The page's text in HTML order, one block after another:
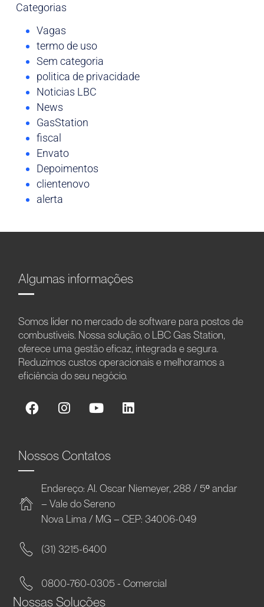
Categorias
Vagas
termo de uso
Sem categoria
politica de privacidade
Noticias LBC
News
GasStation
fiscal
Envato
Depoimentos
clientenovo
alerta
Algumas informações
Somos líder no mercado de software para postos de
combustíveis. Nossa solução, o LBC Gas Station,
oferece uma gestão eficaz, integrada e segura.
Reduzimos custos operacionais e melhoramos a
eficiência do seu negócio.
Nossos Contatos
Endereço: Al. Oscar Niemeyer, 288 / 5º andar
– Vale do Sereno
Nova Lima / MG – CEP: 34006-049
(31) 3215-6400
0800-760-0305 - Comercial
Nossas Soluções